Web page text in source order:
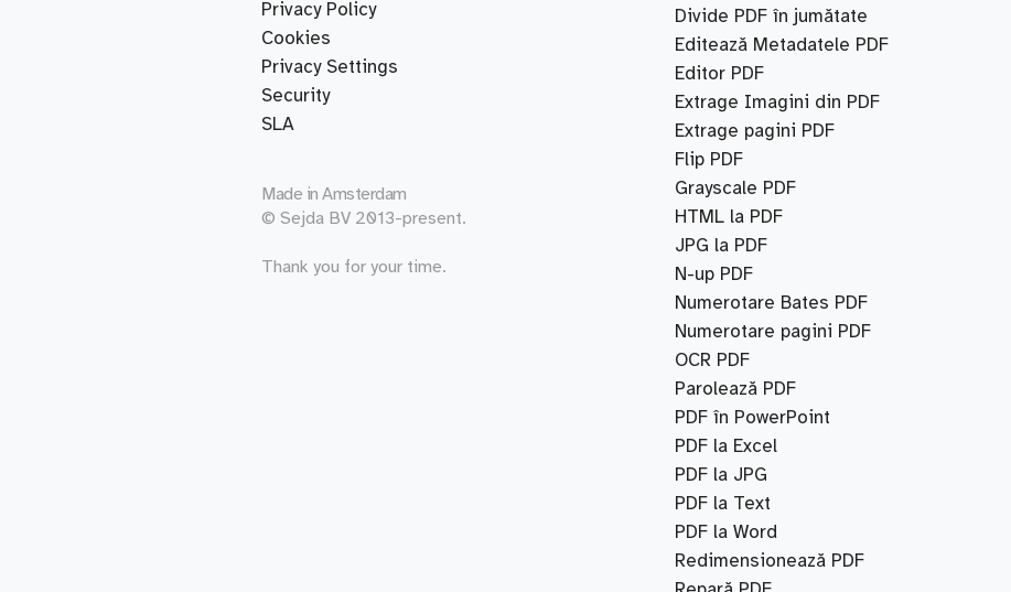
Privacy Policy
Cookies
Privacy Settings
Security
SLA
Made in Amsterdam
© Sejda BV 2013-present.
Thank you for your time.
Divide PDF în jumătate
Editează Metadatele PDF
Editor PDF
Extrage Imagini din PDF
Extrage pagini PDF
Flip PDF
Grayscale PDF
HTML la PDF
JPG la PDF
N-up PDF
Numerotare Bates PDF
Numerotare pagini PDF
OCR PDF
Parolează PDF
PDF în PowerPoint
PDF la Excel
PDF la JPG
PDF la Text
PDF la Word
Redimensionează PDF